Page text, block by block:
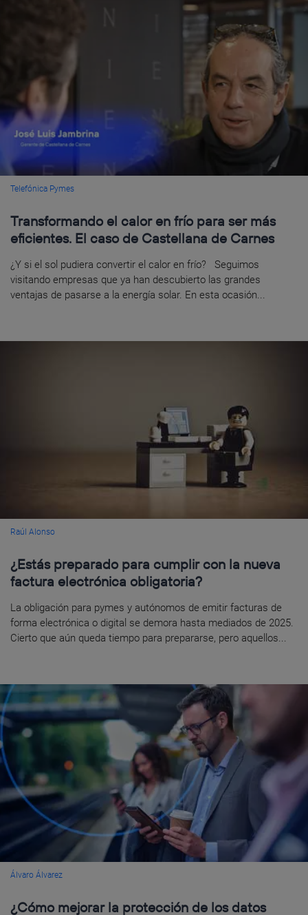
Telefónica Pymes
Transformando el calor en frío para ser más
eficientes. El caso de Castellana de Carnes
¿Y si el sol pudiera convertir el calor en frío? Seguimos
visitando empresas que ya han descubierto las grandes
ventajas de pasarse a la energía solar. En esta ocasión...
Raúl Alonso
¿Estás preparado para cumplir con la nueva
factura electrónica obligatoria?
La obligación para pymes y autónomos de emitir facturas de
forma electrónica o digital se demora hasta mediados de 2025.
Cierto que aún queda tiempo para prepararse, pero aquellos...
Álvaro Álvarez
¿Cómo mejorar la protección de los datos